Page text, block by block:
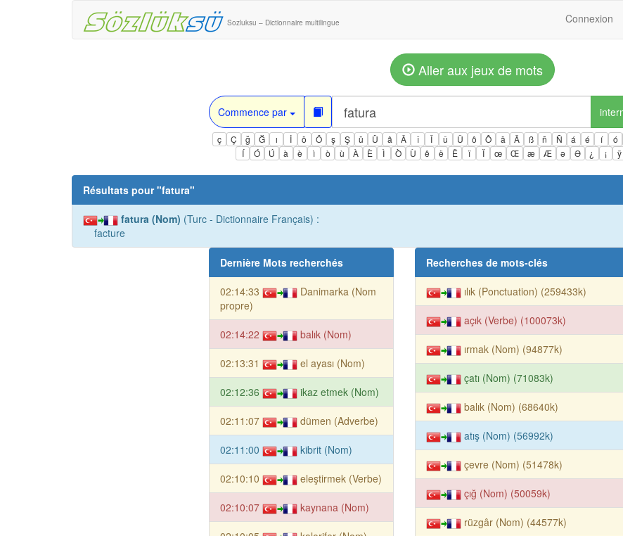
Sozluksu – Dictionnaire multilingue Connexion
Aller aux jeux de mots
Commence par
ç Ç ğ Ğ ı İ ö Ö ş Ş ü Ü â Â î Î û Û ô Ô ä Ä ß ñ Ñ á é í ó
Í
Ó Ú à è ì ò ù À È Ì Ò Ù ê ë Ë ï Ï œ Œ æ Æ ə Ə ¿ ¡ ÿ
Résultats pour "fatura"
fatura (Nom) (Turc - Dictionnaire Français) :
facture
Dernière Mots recherchés
02:14:33
Danimarka (Nom
propre)
02:14:22 balık (Nom)
02:13:31 el ayası (Nom)
02:12:36 ikaz etmek (Nom)
02:11:07 dümen (Adverbe)
02:11:00 kibrit (Nom)
02:10:10 eleştirmek (Verbe)
02:10:07 kaynana (Nom)
Recherches de mots-clés
ılık (Ponctuation) (259433k)
açık (Verbe) (100073k)
ırmak (Nom) (94877k)
çatı (Nom) (71083k)
balık (Nom) (68640k)
atış (Nom) (56992k)
çevre (Nom) (51478k)
çığ (Nom) (50059k)
rüzgâr (Nom) (44577k)